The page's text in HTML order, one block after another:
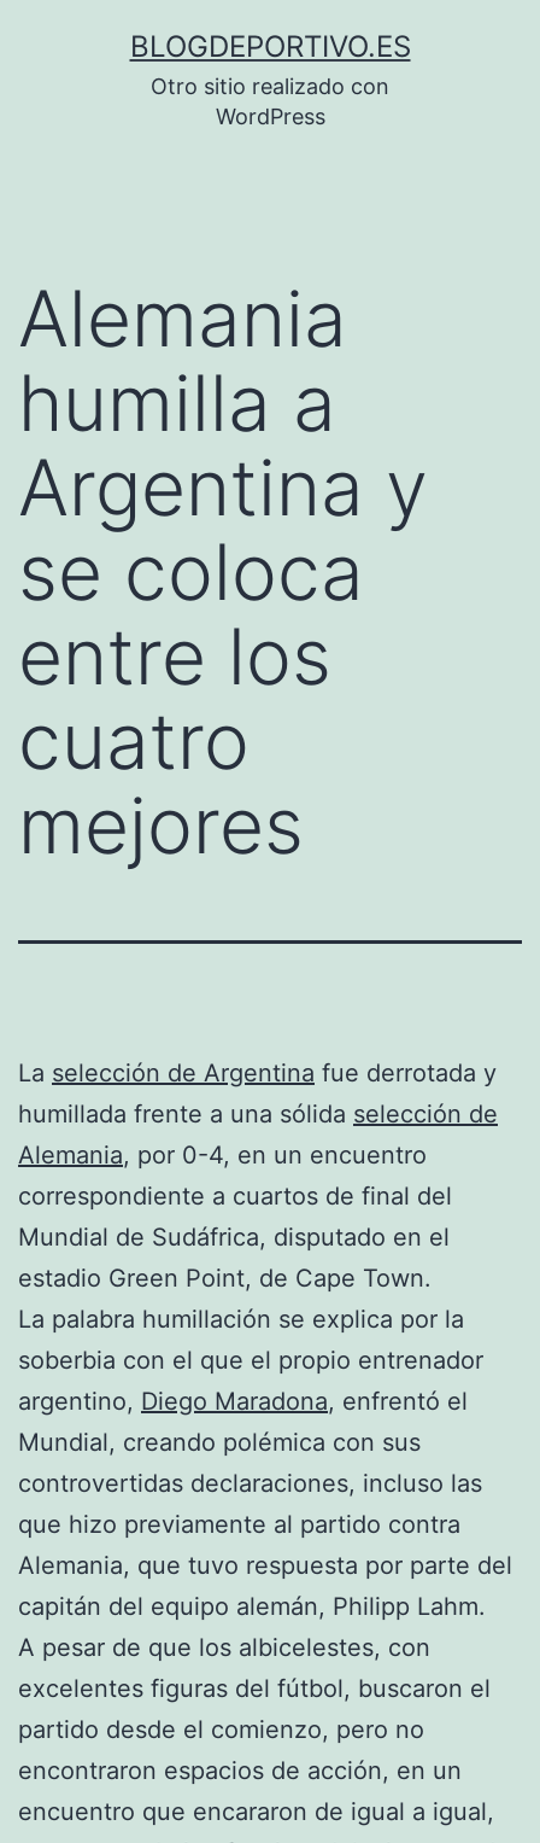
BLOGDEPORTIVO.ES
Otro sitio realizado con
WordPress
Alemania
humilla a
Argentina y
se coloca
entre los
cuatro
mejores
La selección de Argentina fue derrotada y
humillada frente a una sólida selección de
Alemania, por 0-4, en un encuentro
correspondiente a cuartos de final del
Mundial de Sudáfrica, disputado en el
estadio Green Point, de Cape Town.
La palabra humillación se explica por la
soberbia con el que el propio entrenador
argentino, Diego Maradona, enfrentó el
Mundial, creando polémica con sus
controvertidas declaraciones, incluso las
que hizo previamente al partido contra
Alemania, que tuvo respuesta por parte del
capitán del equipo alemán, Philipp Lahm.
A pesar de que los albicelestes, con
excelentes figuras del fútbol, buscaron el
partido desde el comienzo, pero no
encontraron espacios de acción, en un
encuentro que encararon de igual a igual,